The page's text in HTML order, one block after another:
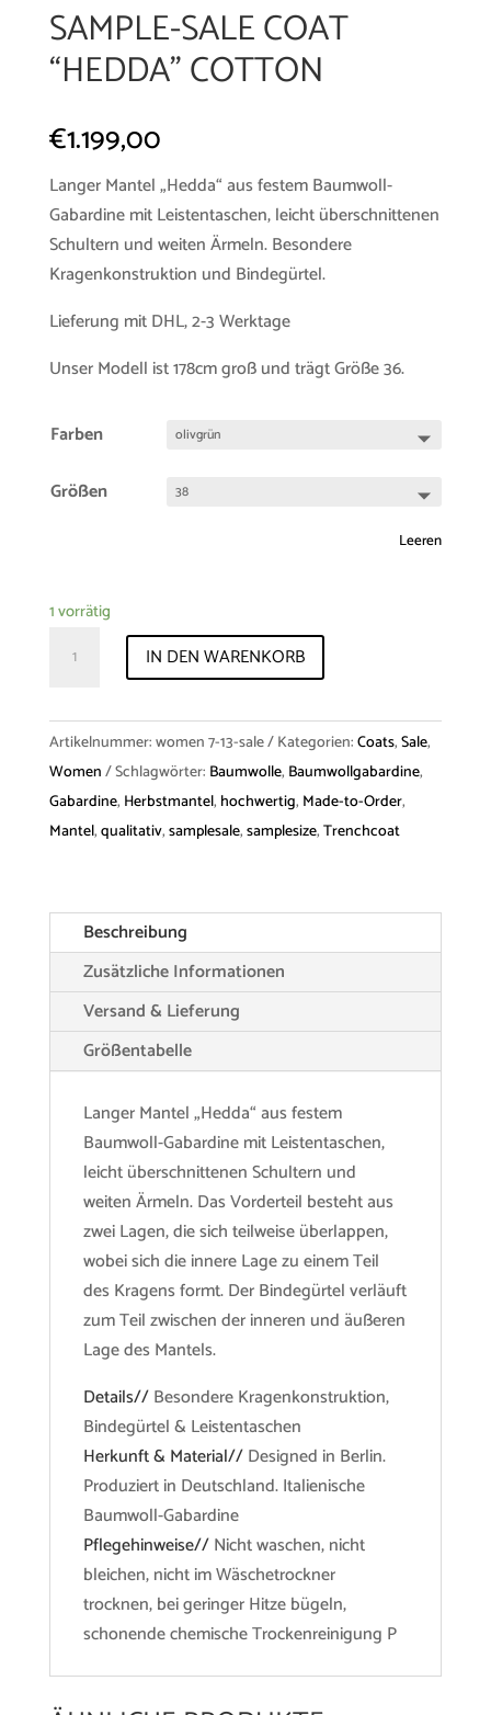
SAMPLE-SALE COAT
“HEDDA” COTTON
€1.199,00
Langer Mantel „Hedda“ aus festem Baumwoll-
Gabardine mit Leistentaschen, leicht überschnittenen
Schultern und weiten Ärmeln. Besondere
Kragenkonstruktion und Bindegürtel.
Lieferung mit DHL, 2-3 Werktage
Unser Modell ist 178cm groß und trägt Größe 36.
Farben
Größen
Leeren
1 vorrätig
Sale
"Hedda"
Cotton
Menge
IN DEN WARENKORB
Artikelnummer:women 7-13-sale Kategorien:Coats,Sale,
Women Schlagwörter: Baumwolle, Baumwollgabardine,
Gabardine, Herbstmantel, hochwertig, Made-to-Order,
Mantel,qualitativ,samplesale,samplesize,Trenchcoat
Beschreibung
Zusätzliche Informationen
Versand & Lieferung
Größentabelle
Langer Mantel „Hedda“ aus festem
Baumwoll-Gabardine mit Leistentaschen,
leicht überschnittenen Schultern und
weiten Ärmeln. Das Vorderteil besteht aus
zwei Lagen, die sich teilweise überlappen,
wobei sich die innere Lage zu einem Teil
des Kragens formt. Der Bindegürtel verläuft
zum Teil zwischen der inneren und äußeren
Lage des Mantels.
Details//Besondere Kragenkonstruktion,
Bindegürtel & Leistentaschen
Herkunft & Material//Designed in Berlin.
Produziert in Deutschland. Italienische
Baumwoll-Gabardine
Pflegehinweise//Nicht waschen, nicht
bleichen, nicht im Wäschetrockner
trocknen, bei geringer Hitze bügeln,
schonende chemische Trockenreinigung P